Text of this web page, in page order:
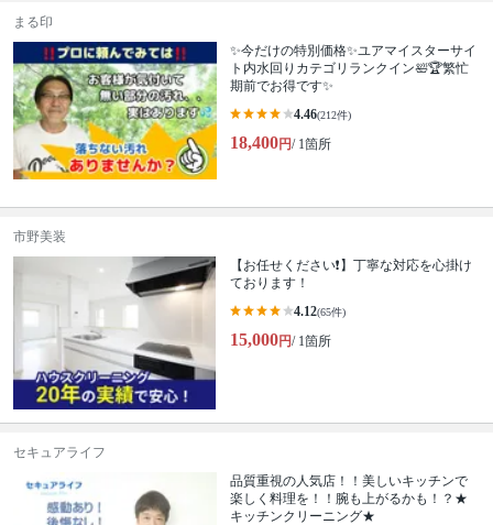
まる印
✨今だけの特別価格✨ユアマイスターサイ
ト内水回りカテゴリランクイン🛀🏆繁忙
期前でお得です✨
4.46(212件)
18,400円/ 1箇所
市野美装
【お任せください❗️】丁寧な対応を心掛け
ております！
4.12(65件)
15,000円/ 1箇所
セキュアライフ
品質重視の人気店！！美しいキッチンで
楽しく料理を！！腕も上がるかも！？★
キッチンクリーニング★